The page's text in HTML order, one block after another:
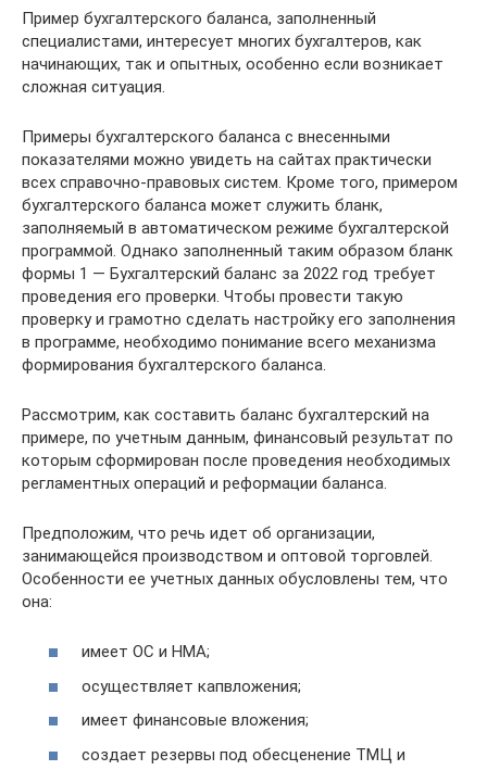
Пример бухгалтерского баланса, заполненный
специалистами, интересует многих бухгалтеров, как
начинающих, так и опытных, особенно если возникает
сложная ситуация.
Примеры бухгалтерского баланса с внесенными
показателями можно увидеть на сайтах практически
всех справочно-правовых систем. Кроме того, примером
бухгалтерского баланса может служить бланк,
заполняемый в автоматическом режиме бухгалтерской
программой. Однако заполненный таким образом бланк
формы 1 — Бухгалтерский баланс за 2022 год требует
проведения его проверки. Чтобы провести такую
проверку и грамотно сделать настройку его заполнения
в программе, необходимо понимание всего механизма
формирования бухгалтерского баланса.
Рассмотрим, как составить баланс бухгалтерский на
примере, по учетным данным, финансовый результат по
которым сформирован после проведения необходимых
регламентных операций и реформации баланса.
Предположим, что речь идет об организации,
занимающейся производством и оптовой торговлей.
Особенности ее учетных данных обусловлены тем, что
она:
имеет ОС и НМА;
осуществляет капвложения;
имеет финансовые вложения;
создает резервы под обесценение ТМЦ и